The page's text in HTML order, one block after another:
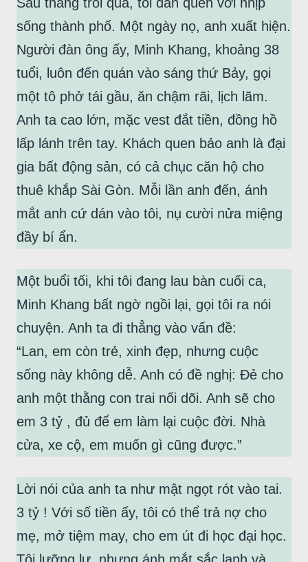
sống thành phố. Một ngày nọ, anh xuất hiện.
Người đàn ông ấy, Minh Khang, khoảng 38
tuổi, luôn đến quán vào sáng thứ Bảy, gọi
một tô phở tái gầu, ăn chậm rãi, lịch lãm.
Anh ta cao lớn, mặc vest đắt tiền, đồng hồ
lấp lánh trên tay. Khách quen bảo anh là đại
gia bất động sản, có cả chục căn hộ cho
thuê khắp Sài Gòn. Mỗi lần anh đến, ánh
mắt anh cứ dán vào tôi, nụ cười nửa miệng
đầy bí ẩn.
Một buổi tối, khi tôi đang lau bàn cuối ca,
Minh Khang bất ngờ ngồi lại, gọi tôi ra nói
chuyện. Anh ta đi thẳng vào vấn đề:
“Lan, em còn trẻ, xinh đẹp, nhưng cuộc
sống này không dễ. Anh có đề nghị: Đẻ cho
anh một thằng con trai nối dõi. Anh sẽ cho
em 3 tỷ , đủ để em làm lại cuộc đời. Nhà
cửa, xe cộ, em muốn gì cũng được.”
Lời nói của anh ta như mật ngọt rót vào tai.
3 tỷ ! Với số tiền ấy, tôi có thể trả nợ cho
mẹ, mở tiệm may, cho em út đi học đại học.